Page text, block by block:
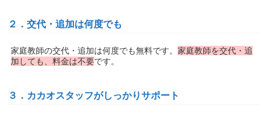
２．交代・追加は何度でも
家庭教師の交代・追加は何度でも無料です。家庭教師を交代・追
加しても、料金は不要です。
３．カカオスタッフがしっかりサポート